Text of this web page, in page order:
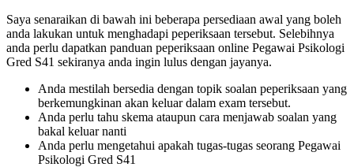
Saya senaraikan di bawah ini beberapa persediaan awal yang boleh
anda lakukan untuk menghadapi peperiksaan tersebut. Selebihnya
anda perlu dapatkan panduan peperiksaan online Pegawai Psikologi
Gred S41 sekiranya anda ingin lulus dengan jayanya.
Anda mestilah bersedia dengan topik soalan peperiksaan yang
berkemungkinan akan keluar dalam exam tersebut.
Anda perlu tahu skema ataupun cara menjawab soalan yang
bakal keluar nanti
Anda perlu mengetahui apakah tugas-tugas seorang Pegawai
Psikologi Gred S41